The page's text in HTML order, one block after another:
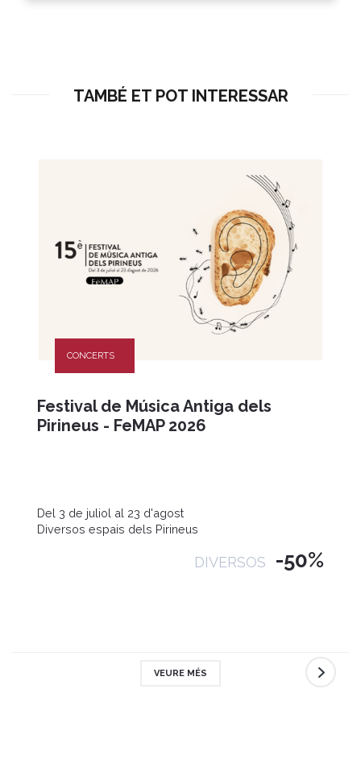
TAMBÉ ET POT INTERESSAR
CONCERTS
Festival de Música Antiga dels
Pirineus - FeMAP 2026
Del 3 de juliol al 23 d'agost
Diversos espais dels Pirineus
DIVERSOS -50%
VEURE MÉS